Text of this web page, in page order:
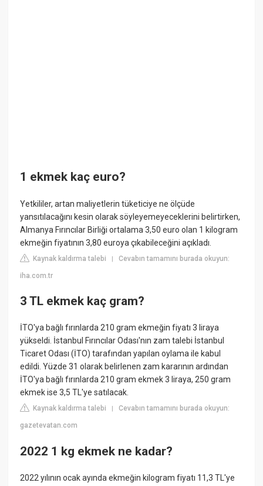
1 ekmek kaç euro?
Yetkililer, artan maliyetlerin tüketiciye ne ölçüde
yansıtılacağını kesin olarak söyleyemeyeceklerini belirtirken,
Almanya Fırıncılar Birliği ortalama 3,50 euro olan 1 kilogram
ekmeğin fiyatının 3,80 euroya çıkabileceğini açıkladı.
Kaynak kaldırma talebi |Cevabın tamamını burada okuyun:
iha.com.tr
3 TL ekmek kaç gram?
İTO'ya bağlı fırınlarda 210 gram ekmeğin fiyatı 3 liraya
yükseldi. İstanbul Fırıncılar Odası'nın zam talebi İstanbul
Ticaret Odası (İTO) tarafından yapılan oylama ile kabul
edildi. Yüzde 31 olarak belirlenen zam kararının ardından
İTO'ya bağlı fırınlarda 210 gram ekmek 3 liraya, 250 gram
ekmek ise 3,5 TL'ye satılacak.
Kaynak kaldırma talebi |Cevabın tamamını burada okuyun:
gazetevatan.com
2022 1 kg ekmek ne kadar?
2022 yılının ocak ayında ekmeğin kilogram fiyatı 11,3 TL'ye